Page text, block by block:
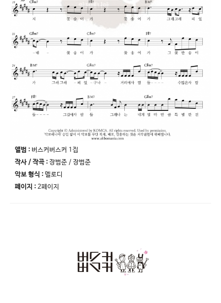
앨범 : 버스커버스커 1집
작사 / 작곡 : 장범준 / 장범준
악보 형식 : 멜로디
페이지 : 2페이지